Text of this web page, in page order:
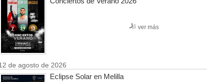
ver más
de agosto de 2026
Eclipse Solar en Melilla